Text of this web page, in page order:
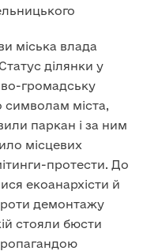
міська влада
ділянки у
громадську
символам міста,
паркан і за ним
місцевих
протести. До
екоанархісти й
демонтажу
стояли бюсти